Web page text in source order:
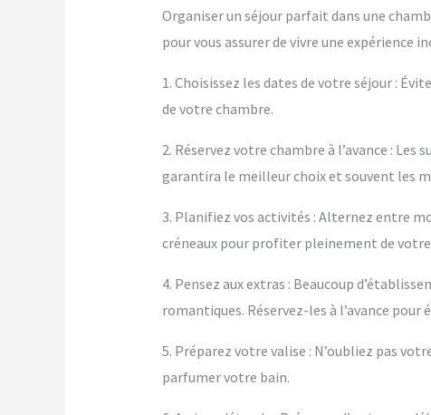
Organiser un séjour parfait dans une
pour vous assurer de vivre une expérience
1. Choisissez les dates de votre séjour :
de votre chambre.
2. Réservez votre chambre à l’avance :
garantira le meilleur choix et souvent les
3. Planifiez vos activités : Alternez entre
créneaux pour profiter pleinement de
4. Pensez aux extras : Beaucoup
romantiques. Réservez-les à l’avance pour
5. Préparez votre valise : N’oubliez pas
parfumer votre bain.